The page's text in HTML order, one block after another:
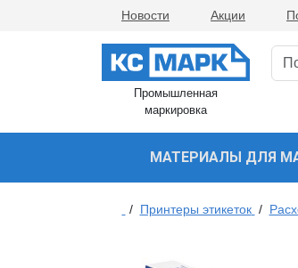
Новости Акции
Промышленная
маркировка
МАТЕРИАЛЫ ДЛЯ
/ Принтеры этикеток /